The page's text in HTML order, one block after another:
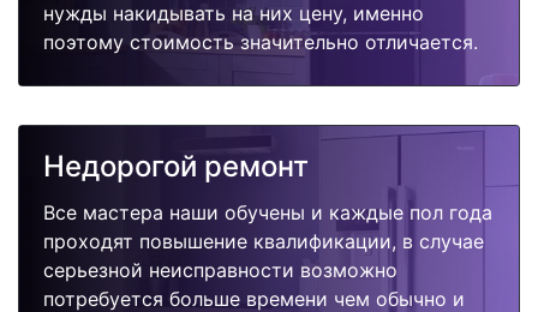
нужды накидывать на них цену, именно
поэтому стоимость значительно отличается.
Недорогой ремонт
Все мастера наши обучены и каждые пол года
проходят повышение квалификации, в случае
серьезной неисправности возможно
потребуется больше времени чем обычно и